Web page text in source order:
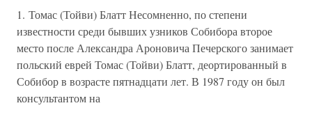
1. Томас (Тойви) Блатт Несомненно, по степени
известности среди бывших узников Собибора второе
место после Александра Ароновича Печерского занимает
польский еврей Томас (Тойви) Блатт, деортированный в
Собибор в возрасте пятнадцати лет. В 1987 году он был
консультантом на